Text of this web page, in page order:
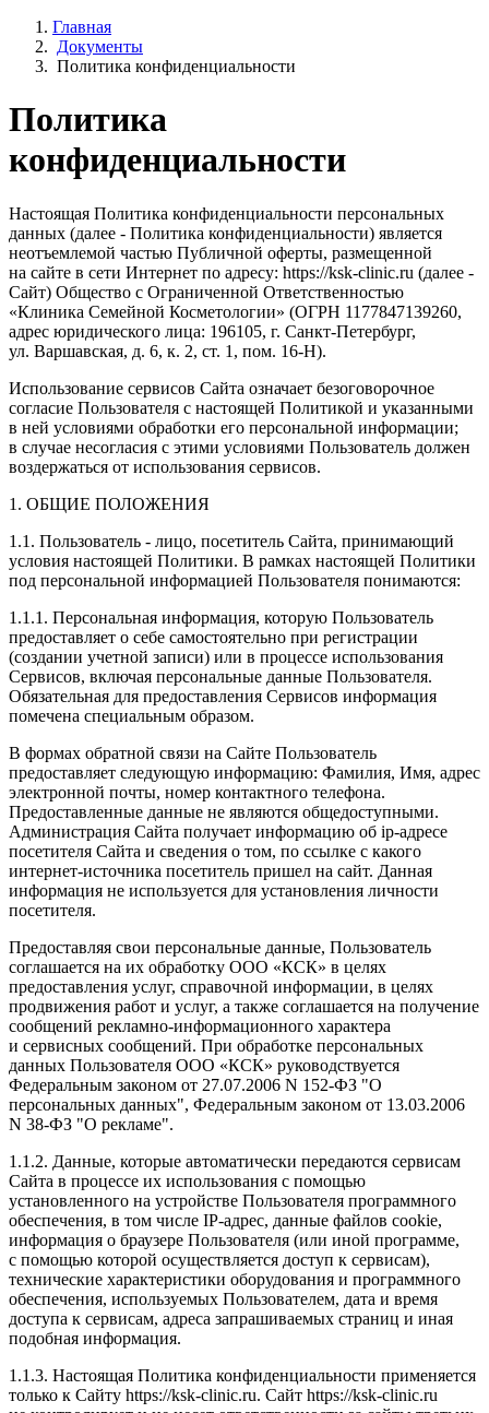
Главная
Документы
Политика конфиденциальности
Политика
конфиденциальности
Настоящая Политика конфиденциальности персональных
данных (далее - Политика конфиденциальности) является
неотъемлемой частью Публичной оферты, размещенной
на сайте в сети Интернет по адресу: https://ksk-clinic.ru (далее -
Сайт) Общество с Ограниченной Ответственностью
«Клиника Семейной Косметологии» (ОГРН 1177847139260,
адрес юридического лица: 196105, г. Санкт-Петербург,
ул. Варшавская, д. 6, к. 2, ст. 1, пом. 16-Н).
Использование сервисов Сайта означает безоговорочное
согласие Пользователя с настоящей Политикой и указанными
в ней условиями обработки его персональной информации;
в случае несогласия с этими условиями Пользователь должен
воздержаться от использования сервисов.
1. ОБЩИЕ ПОЛОЖЕНИЯ
1.1. Пользователь - лицо, посетитель Сайта, принимающий
условия настоящей Политики. В рамках настоящей Политики
под персональной информацией Пользователя понимаются:
1.1.1. Персональная информация, которую Пользователь
предоставляет о себе самостоятельно при регистрации
(создании учетной записи) или в процессе использования
Сервисов, включая персональные данные Пользователя.
Обязательная для предоставления Сервисов информация
помечена специальным образом.
В формах обратной связи на Сайте Пользователь
предоставляет следующую информацию: Фамилия, Имя, адрес
электронной почты, номер контактного телефона.
Предоставленные данные не являются общедоступными.
Администрация Сайта получает информацию об ip-адресе
посетителя Сайта и сведения о том, по ссылке с какого
интернет-источника посетитель пришел на сайт. Данная
информация не используется для установления личности
посетителя.
Предоставляя свои персональные данные, Пользователь
соглашается на их обработку ООО «КСК» в целях
предоставления услуг, справочной информации, в целях
продвижения работ и услуг, а также соглашается на получение
сообщений рекламно-информационного характера
и сервисных сообщений. При обработке персональных
данных Пользователя ООО «КСК» руководствуется
Федеральным законом от 27.07.2006 N 152-ФЗ "О
персональных данных", Федеральным законом от 13.03.2006
N 38-ФЗ "О рекламе".
1.1.2. Данные, которые автоматически передаются сервисам
Сайта в процессе их использования с помощью
установленного на устройстве Пользователя программного
обеспечения, в том числе IP-адрес, данные файлов cookie,
информация о браузере Пользователя (или иной программе,
с помощью которой осуществляется доступ к сервисам),
технические характеристики оборудования и программного
обеспечения, используемых Пользователем, дата и время
доступа к сервисам, адреса запрашиваемых страниц и иная
подобная информация.
1.1.3. Настоящая Политика конфиденциальности применяется
только к Сайту https://ksk-clinic.ru. Сайт https://ksk-clinic.ru